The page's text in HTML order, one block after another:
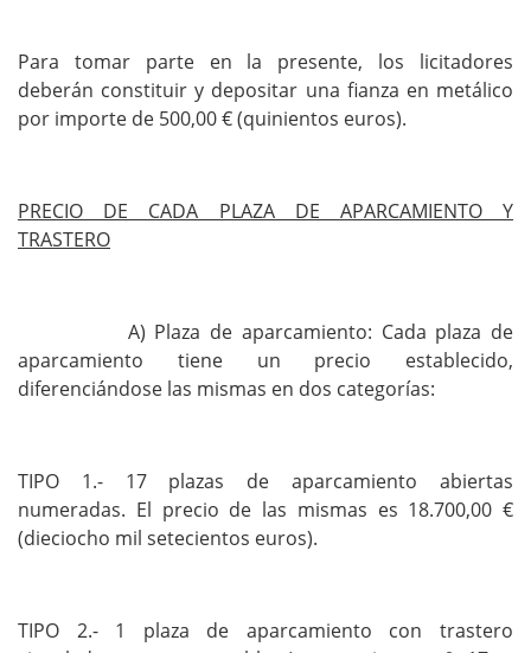
Para tomar parte en la presente, los licitadores
deberán constituir y depositar una fianza en metálico
por importe de 500,00 € (quinientos euros).
PRECIO DE CADA PLAZA DE APARCAMIENTO Y
TRASTERO
A) Plaza de aparcamiento: Cada plaza de
aparcamiento tiene un precio establecido,
diferenciándose las mismas en dos categorías:
TIPO 1.- 17 plazas de aparcamiento abiertas
numeradas. El precio de las mismas es 18.700,00 €
(dieciocho mil setecientos euros).
TIPO 2.- 1 plaza de aparcamiento con trastero